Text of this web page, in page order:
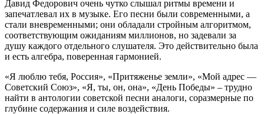
Давид Федорович очень чутко слышал ритмы времени и
запечатлевал их в музыке. Его песни были современными, а
стали вневременными; они обладали стройным алгоритмом,
соответствующим ожиданиям миллионов, но задевали за
душу каждого отдельного слушателя. Это действительно была
и есть алгебра, поверенная гармонией.
«Я люблю тебя, Россия», «Притяженье земли», «Мой адрес —
Советский Союз», «Я, ты, он, она», «День Победы» – трудно
найти в антологии советской песни аналоги, соразмерные по
глубине содержания и силе воздействия.